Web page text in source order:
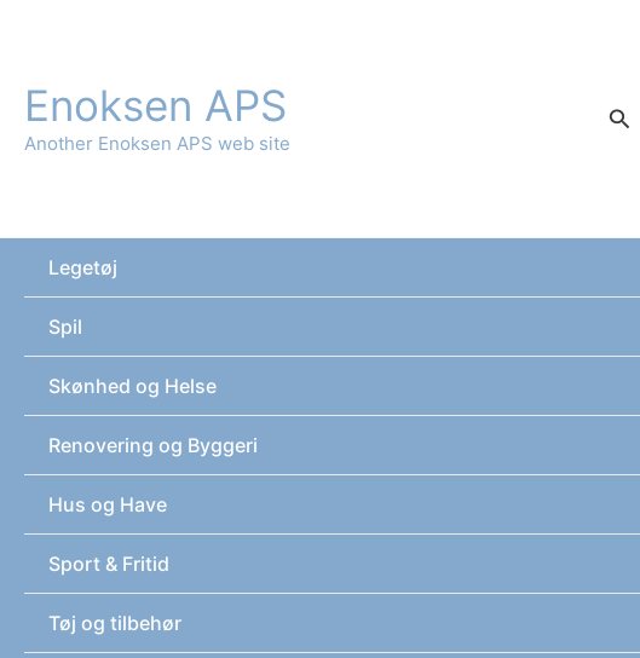
Enoksen APS
Another Enoksen APS web site
Søg
Legetøj
Spil
Skønhed og Helse
Renovering og Byggeri
Hus og Have
Sport & Fritid
Tøj og tilbehør